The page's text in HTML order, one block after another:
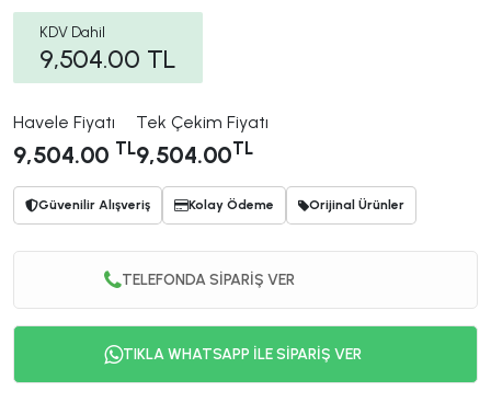
KDV Dahil
9,504.00 TL
Havele Fiyatı
9,504.00 TL
Tek Çekim Fiyatı
9,504.00TL
Güvenilir Alışveriş Kolay Ödeme Orijinal Ürünler
TELEFONDA SİPARİŞ VER
TIKLA WHATSAPP İLE SİPARİŞ VER